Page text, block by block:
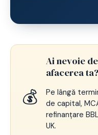
💰
Ai nevoie
afacerea ta?
Pe lângă
de capital,
refinanțare
UK.